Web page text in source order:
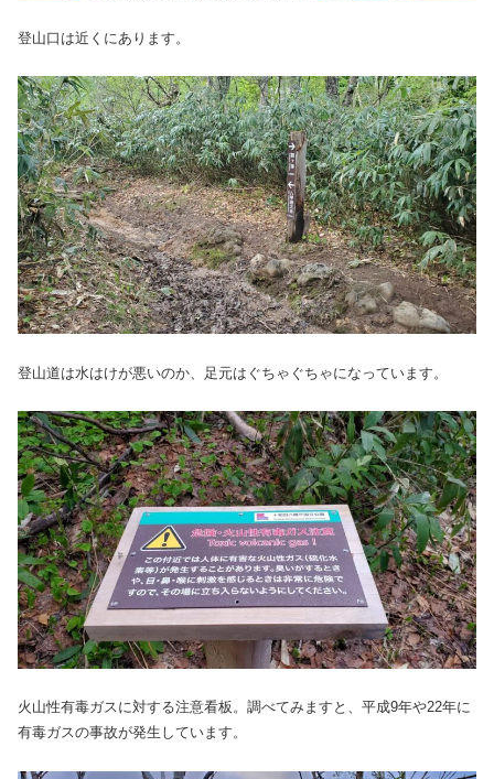
登山口は近くにあります。
登山道は水はけが悪いのか、足元はぐちゃぐちゃになっています。
火山性有毒ガスに対する注意看板。調べてみますと、平成9年や22年に
有毒ガスの事故が発生しています。